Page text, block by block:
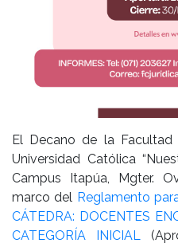
El Decano de la Facultad
Universidad Católica
Campus Itapúa, Mgter.
marco del Reglamento
CÁTEDRA: DOCENTES
CATEGORÍA INICIAL